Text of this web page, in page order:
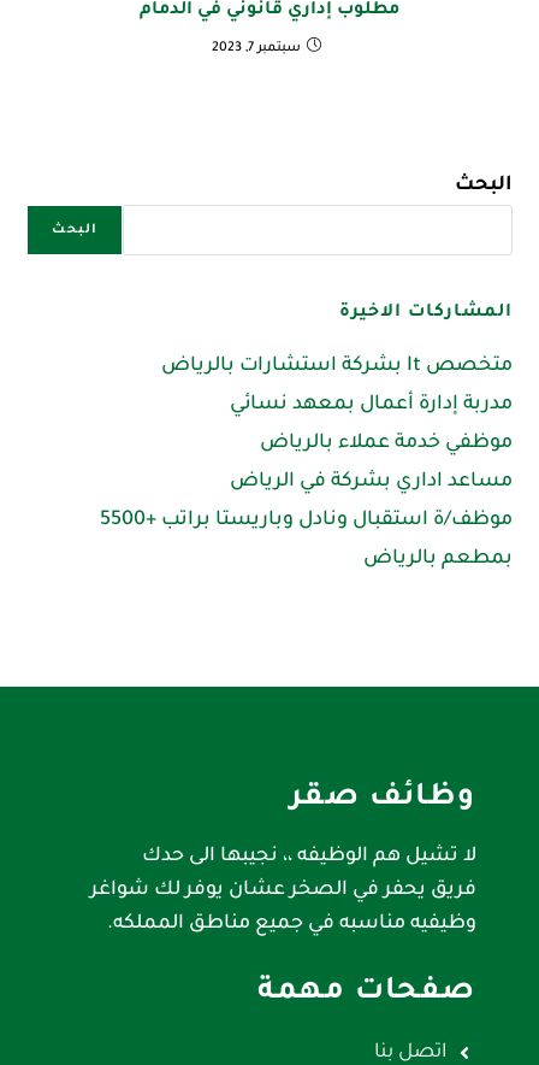
مطلوب إداري قانوني في الدمام
سبتمبر 7, 2023
البحث
البحث
المشاركات الاخيرة
متخصص It بشركة استشارات بالرياض
مدربة إدارة أعمال بمعهد نسائي
موظفي خدمة عملاء بالرياض
مساعد اداري بشركة في الرياض
موظف/ة استقبال ونادل وباريستا براتب +5500
بمطعم بالرياض
وظائف صقر
لا تشيل هم الوظيفه ،، نجيبها الى حدك
فريق يحفر في الصخر عشان يوفر لك شواغر
وظيفيه مناسبه في جميع مناطق المملكه.
صفحات مهمة
اتصل بنا